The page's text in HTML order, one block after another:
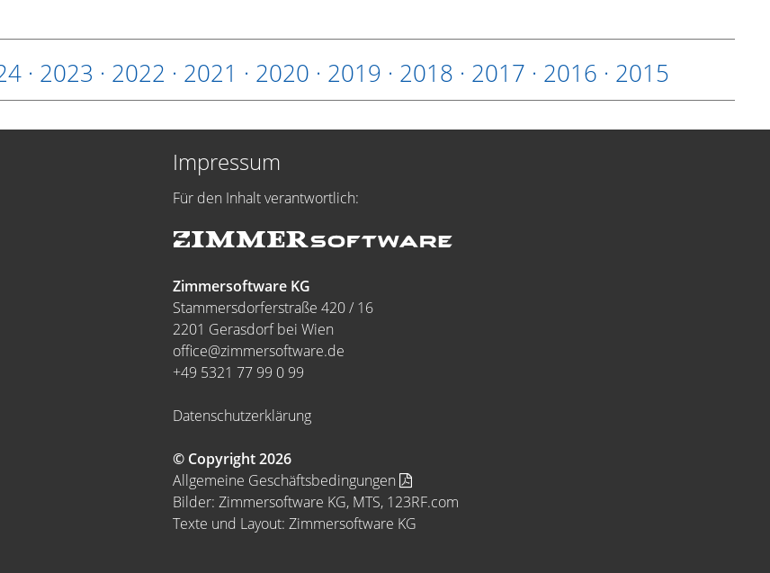
· 2023 · 2022 · 2021 · 2020 · 2019 · 2018 · 2017 · 2016 · 2015
Impressum
Für den Inhalt verantwortlich:
Zimmersoftware KG
Stammersdorferstraße 420 / 16
2201 Gerasdorf bei Wien
office@zimmersoftware.de
+49 5321 77 99 0 99
Datenschutzerklärung
© Copyright 2026
Allgemeine Geschäftsbedingungen
Bilder: Zimmersoftware KG, MTS, 123RF.com
Texte und Layout: Zimmersoftware KG